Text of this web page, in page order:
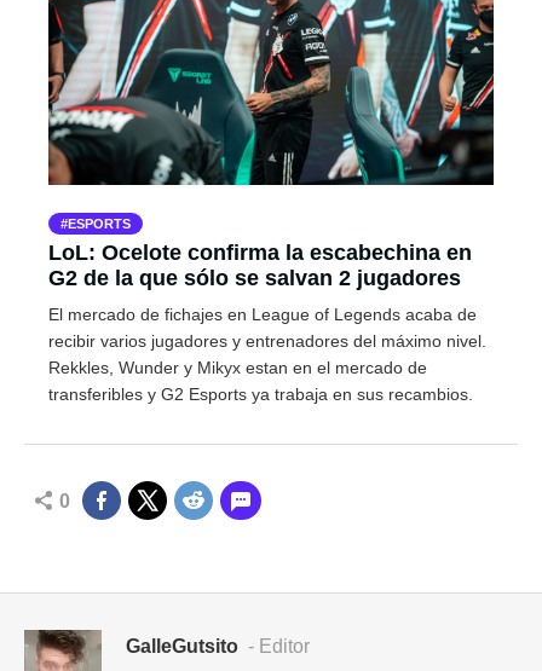
ESPORTS
LoL: Ocelote confirma la escabechina en
G2 de la que sólo se salvan 2 jugadores
El mercado de fichajes en League of Legends acaba de
recibir varios jugadores y entrenadores del máximo nivel.
Rekkles, Wunder y Mikyx estan en el mercado de
transferibles y G2 Esports ya trabaja en sus recambios.
0
GalleGutsito - Editor